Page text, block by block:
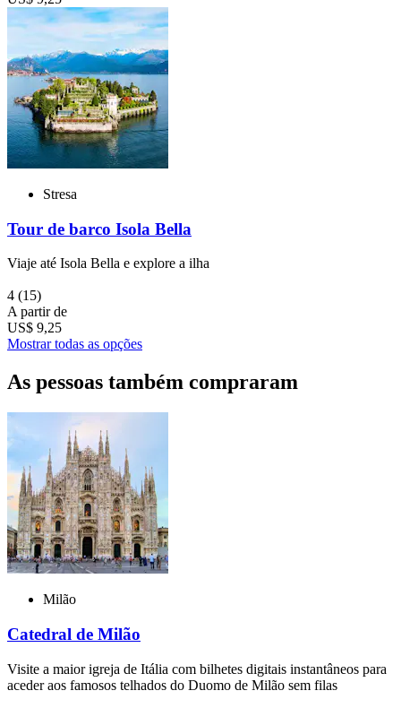
Stresa
Tour de barco Isola Bella
Viaje até Isola Bella e explore a ilha
4 (15)
A partir de
US$ 9,25
Mostrar todas as opções
As pessoas também compraram
Milão
Catedral de Milão
Visite a maior igreja de Itália com bilhetes digitais instantâneos para
aceder aos famosos telhados do Duomo de Milão sem filas